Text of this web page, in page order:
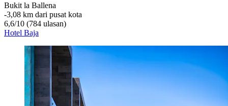
Bukit la Ballena
‐3,08 km dari pusat kota
6,6/10 (784 ulasan)
Hotel Baja